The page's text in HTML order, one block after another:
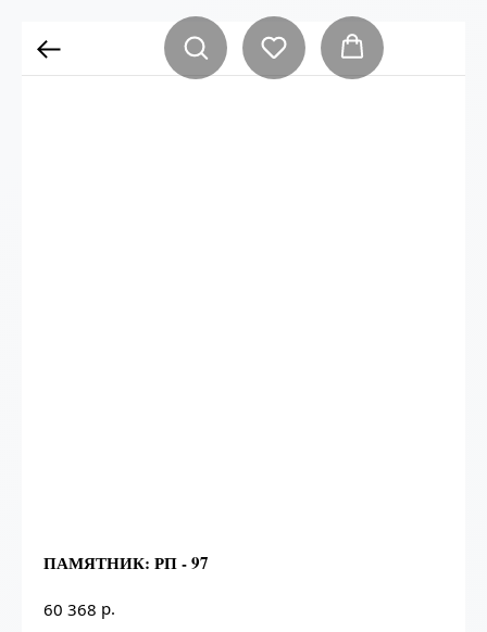
ПАМЯТНИК: РП - 97
60 368 р.